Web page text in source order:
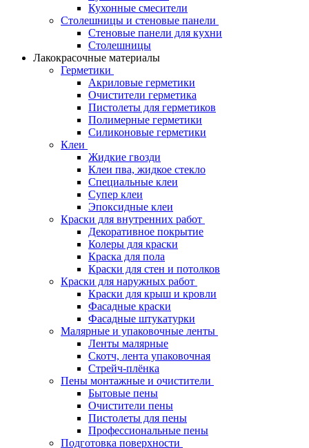
Кухонные смесители
Столешницы и стеновые панели
Стеновые панели для кухни
Столешницы
Лакокрасочные материалы
Герметики
Акриловые герметики
Очистители герметика
Пистолеты для герметиков
Полимерные герметики
Силиконовые герметики
Клеи
Жидкие гвозди
Клеи пва, жидкое стекло
Специальные клеи
Супер клеи
Эпоксидные клеи
Краски для внутренних работ
Декоративное покрытие
Колеры для краски
Краска для пола
Краски для стен и потолков
Краски для наружных работ
Краски для крыш и кровли
Фасадные краски
Фасадные штукатурки
Малярные и упаковочные ленты
Ленты малярные
Скотч, лента упаковочная
Стрейч-плёнка
Пены монтажные и очистители
Бытовые пены
Очистители пены
Пистолеты для пены
Профессиональные пены
Подготовка поверхности